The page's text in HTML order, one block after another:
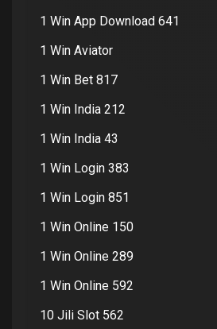
1 Win App Download 641
1 Win Aviator
1 Win Bet 817
1 Win India 212
1 Win India 43
1 Win Login 383
1 Win Login 851
1 Win Online 150
1 Win Online 289
1 Win Online 592
10 Jili Slot 562